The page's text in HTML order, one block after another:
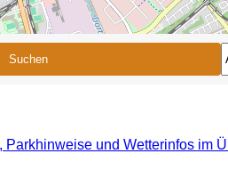
Suchen